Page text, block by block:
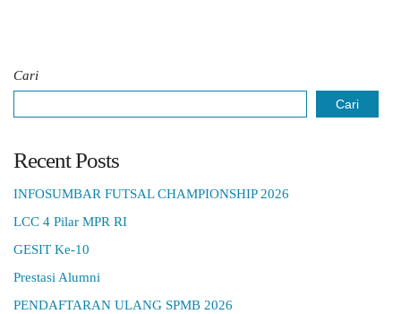
Cari
Cari
Recent Posts
INFOSUMBAR FUTSAL CHAMPIONSHIP 2026
LCC 4 Pilar MPR RI
GESIT Ke-10
Prestasi Alumni
PENDAFTARAN ULANG SPMB 2026